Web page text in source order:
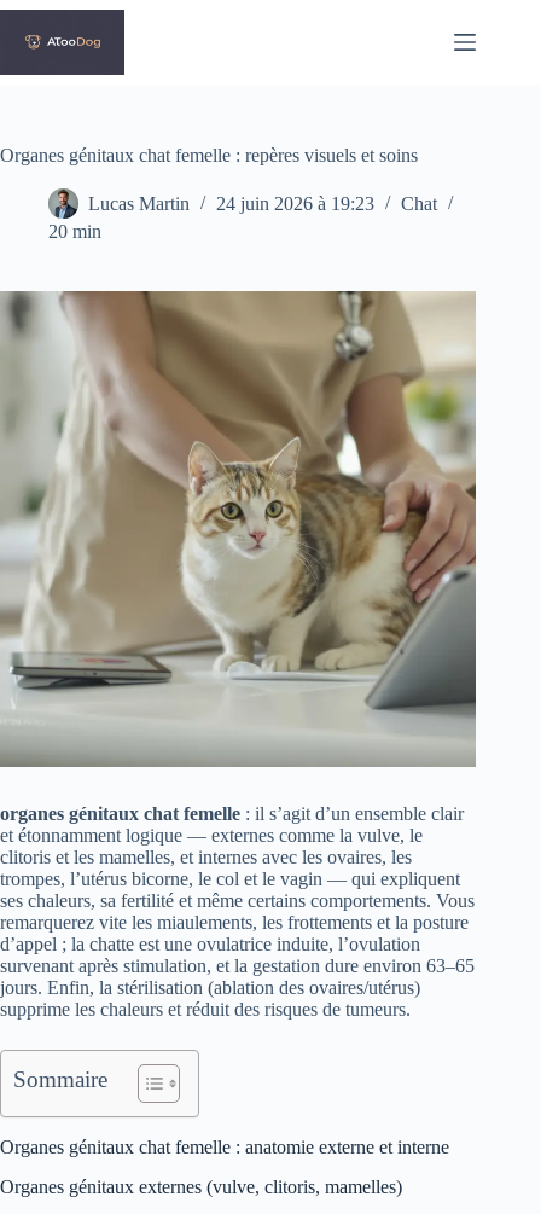
Passer
contenu
Organes génitaux chat femelle : repères visuels et soins
Lucas Martin 24 juin 2026 à 19:23
Chat
20 min
organes génitaux chat femelle : il s’agit d’un ensemble clair
et étonnamment logique — externes comme la vulve, le
clitoris et les mamelles, et internes avec les ovaires, les
trompes, l’utérus bicorne, le col et le vagin — qui expliquent
ses chaleurs, sa fertilité et même certains comportements. Vous
remarquerez vite les miaulements, les frottements et la posture
d’appel ; la chatte est une ovulatrice induite, l’ovulation
survenant après stimulation, et la gestation dure environ 63–65
jours. Enfin, la stérilisation (ablation des ovaires/utérus)
supprime les chaleurs et réduit des risques de tumeurs.
Sommaire
Organes génitaux chat femelle : anatomie externe et interne
Organes génitaux externes (vulve, clitoris, mamelles)